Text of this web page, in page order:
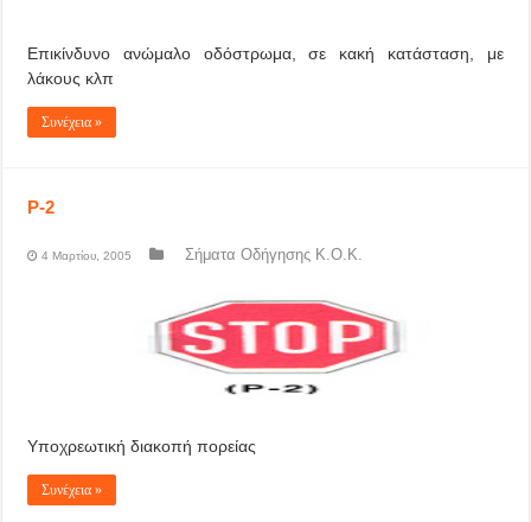
Επικίνδυνο ανώμαλο οδόστρωμα, σε κακή κατάσταση, με
λάκους κλπ
Συνέχεια »
P-2
4 Μαρτίου, 2005 Σήματα Οδήγησης Κ.Ο.Κ.
Υποχρεωτική διακοπή πορείας
Συνέχεια »